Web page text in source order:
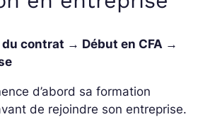
contrat → Début en CFA →
d’abord sa formation
de rejoindre son entreprise.